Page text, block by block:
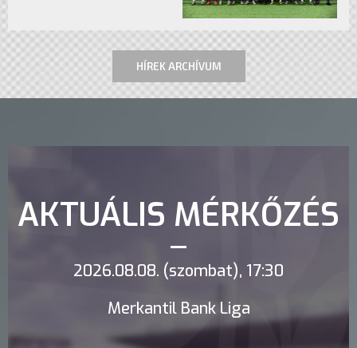
HÍREK ARCHÍVUM
AKTUÁLIS MÉRKŐZÉS
2026.08.08. (szombat), 17:30
Merkantil Bank Liga